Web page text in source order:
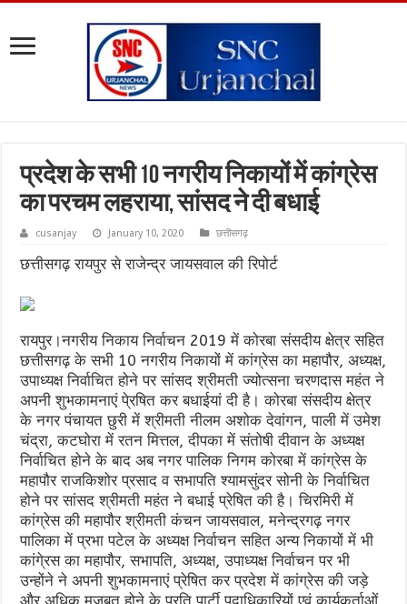
प्रदेश के सभी 10 नगरीय निकायों में कांग्रेस
का परचम लहराया, सांसद ने दी बधाई
cusanjay January 10, 2020 छत्तीसगढ़
छत्तीसगढ़ रायपुर से राजेन्द्र जायसवाल की रिपोर्ट
रायपुर।नगरीय निकाय निर्वाचन 2019 में कोरबा संसदीय क्षेत्र सहित
छत्तीसगढ़ के सभी 10 नगरीय निकायों में कांग्रेस का महापौर, अध्यक्ष,
उपाध्यक्ष निर्वाचित होने पर सांसद श्रीमती ज्योत्सना चरणदास महंत ने
अपनी शुभकामनाएं पे्रषित कर बधाईयां दी है। कोरबा संसदीय क्षेत्र
के नगर पंचायत छुरी में श्रीमती नीलम अशोक देवांगन, पाली में उमेश
चंद्रा, कटघोरा में रतन मित्तल, दीपका में संतोषी दीवान के अध्यक्ष
निर्वाचित होने के बाद अब नगर पालिक निगम कोरबा में कांग्रेस के
महापौर राजकिशोर प्रसाद व सभापति श्यामसुंदर सोनी के निर्वाचित
होने पर सांसद श्रीमती महंत ने बधाई प्रेषित की है। चिरमिरी में
कांग्रेस की महापौर श्रीमती कंचन जायसवाल, मनेन्द्रगढ़ नगर
पालिका में प्रभा पटेल के अध्यक्ष निर्वाचन सहित अन्य निकायों में भी
कांगे्रस का महापौर, सभापति, अध्यक्ष, उपाध्यक्ष निर्वाचन पर भी
उन्होंने ने अपनी शुभकामनाएं प्रेषित कर प्रदेश में कांग्रेस की जड़े
और अधिक मजबूत होने के प्रति पार्टी पदाधिकारियों एवं कार्यकर्ताओं,